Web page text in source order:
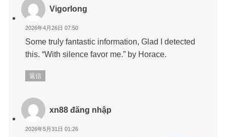
Vigorlong
2026年4月26日 07:50
Some truly fantastic information, Glad I detected
this. “With silence favor me.” by Horace.
返信
xn88 đăng nhập
2026年5月31日 01:26